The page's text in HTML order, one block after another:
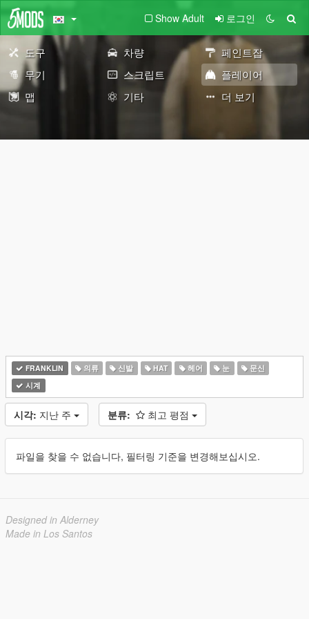
Show Adult 로그인
도구 차량
페인트잡
무기
스크립트
플레이어
맵
기타 더 보기
FRANKLIN 의류 신발 HAT 헤어 눈
문신
시계
시각: 지난 주 분류: 최고 평점
파일을 찾을 수 없습니다, 필터링 기준을 변경해보십시오.
Designed in Alderney
Made in Los Santos